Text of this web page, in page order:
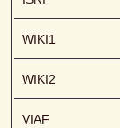
WIKI1
WIKI2
VIAF